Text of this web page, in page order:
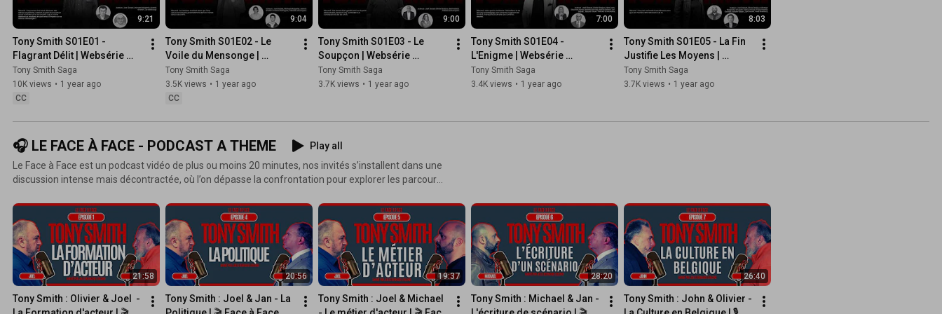
9:21
Tony Smith S01E01 -
Flagrant Délit | Websérie
Officielle
Tony Smith Saga
10K views • 1 year ago
CC
9:04
Tony Smith S01E02 - Le
Voile du Mensonge |
Websérie Officielle
Tony Smith Saga
3.5K views • 1 year ago
CC
9:00
Tony Smith S01E03 - Le
Soupçon | Websérie
Officielle
Tony Smith Saga
3.7K views • 1 year ago
7:00
Tony Smith S01E04 -
L'Enigme | Websérie
Officielle
Tony Smith Saga
3.4K views • 1 year ago
8:03
Tony Smith S01E05 - La Fin
Justifie Les Moyens |
Websérie Officielle
Tony Smith Saga
3.7K views • 1 year ago
🎧 LE FACE À FACE - PODCAST A THEME
Play all
Le Face à Face est un podcast vidéo de plus ou moins 20 minutes, nos invités s’installent dans une
discussion intense mais décontractée, où l’on dépasse la confrontation pour explorer les parcours,
découvrir l’invité autrement. Un moment où le temps défile, à écouter comme si vous assistiez à
une rencontre privée.
21:58
Tony Smith : Olivier & Joel  -
20:56
Tony Smith : Joel & Jan - La
19:37
Tony Smith : Joel & Michael
28:20
Tony Smith : Michael & Jan -
26:40
Tony Smith : John & Olivier -